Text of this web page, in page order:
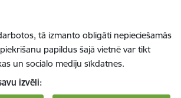
tā izmanto obligāti nepieciešamās
papildus šajā vietnē var tikt
un sociālo mediju sīkdatnes.
izvēli: